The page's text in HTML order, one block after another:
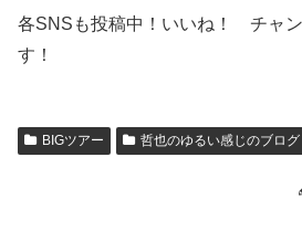
各SNSも投稿中！いいね！ チャン
す！
BIGツアー 哲也のゆるい感じのブログ